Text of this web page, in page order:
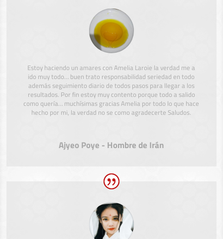
Estoy haciendo un amares con Amelia Laroie la verdad me a
ido muy todo… buen trato responsabilidad seriedad en todo
además seguimiento diario de todos pasos para llegar a los
resultados. Por fin estoy muy contento porque todo a salido
como quería… muchísimas gracias Amelia por todo lo que hace
hecho por mi, la verdad no se como agradecerte Saludos.
Ajyeo Poye - Hombre de Irán